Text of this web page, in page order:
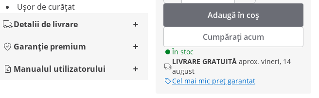
Adaugă în coș
Cumpărați acum
În stoc
LIVRARE GRATUITĂ aprox. vineri, 14
august
Cel mai mic preț garantat
Ușor de curățat
Detalii de livrare
Garanție premium
Manualul utilizatorului